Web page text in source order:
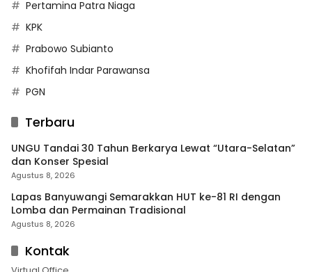
Pertamina Patra Niaga
KPK
Prabowo Subianto
Khofifah Indar Parawansa
PGN
Terbaru
UNGU Tandai 30 Tahun Berkarya Lewat “Utara-Selatan”
dan Konser Spesial
Agustus 8, 2026
Lapas Banyuwangi Semarakkan HUT ke-81 RI dengan
Lomba dan Permainan Tradisional
Agustus 8, 2026
Kontak